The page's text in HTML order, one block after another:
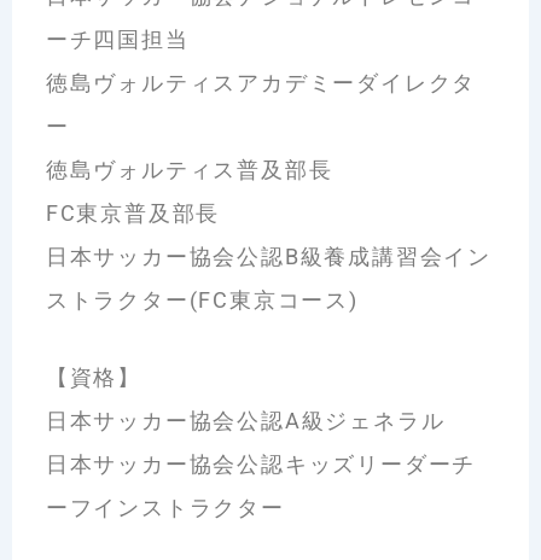
ーチ四国担当
徳島ヴォルティスアカデミーダイレクタ
ー
徳島ヴォルティス普及部長
FC東京普及部長
日本サッカー協会公認B級養成講習会イン
ストラクター(FC東京コース)
【資格】
日本サッカー協会公認A級ジェネラル
日本サッカー協会公認キッズリーダーチ
ーフインストラクター